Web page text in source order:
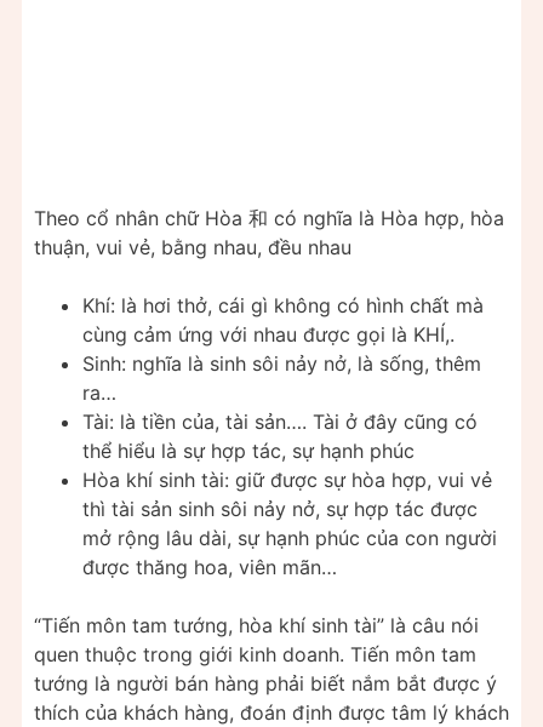
Theo cổ nhân chữ Hòa 和 có nghĩa là Hòa hợp, hòa
thuận, vui vẻ, bằng nhau, đều nhau
Khí: là hơi thở, cái gì không có hình chất mà
cùng cảm ứng với nhau được gọi là KHÍ,.
Sinh: nghĩa là sinh sôi nảy nở, là sống, thêm
ra…
Tài: là tiền của, tài sản…. Tài ở đây cũng có
thể hiểu là sự hợp tác, sự hạnh phúc
Hòa khí sinh tài: giữ được sự hòa hợp, vui vẻ
thì tài sản sinh sôi nảy nở, sự hợp tác được
mở rộng lâu dài, sự hạnh phúc của con người
được thăng hoa, viên mãn…
“Tiến môn tam tướng, hòa khí sinh tài” là câu nói
quen thuộc trong giới kinh doanh. Tiến môn tam
tướng là người bán hàng phải biết nắm bắt được ý
thích của khách hàng, đoán định được tâm lý khách